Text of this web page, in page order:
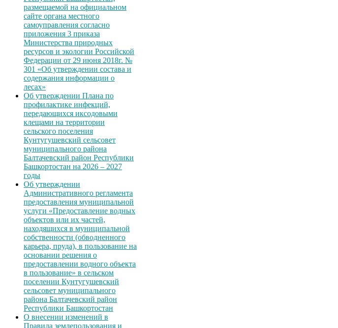
размещаемой на официальном
сайте органа местного
самоуправления согласно
приложения 3 приказа
Министерства природных
ресурсов и экологии Российской
Федерации от 29 июня 2018г. №
301 «Об утверждении состава и
содержания информации о
лесах»
Об утверждении Плана по
профилактике инфекций,
передающихся иксодовыми
клещами на территории
сельского поселения
Кунтугушевский сельсовет
муниципального района
Балтачевский район Республики
Башкортостан на 2026 – 2027
годы
Об утверждении
Административного регламента
предоставления муниципальной
услуги «Предоставление водных
объектов или их частей,
находящихся в муниципальной
собственности (обводненного
карьера, пруда), в пользование на
основании решения о
предоставлении водного объекта
в пользование» в сельском
поселении Кунтугушевский
сельсовет муниципального
района Балтачевский район
Республики Башкортостан
О внесении изменений в
Правила землепользования и